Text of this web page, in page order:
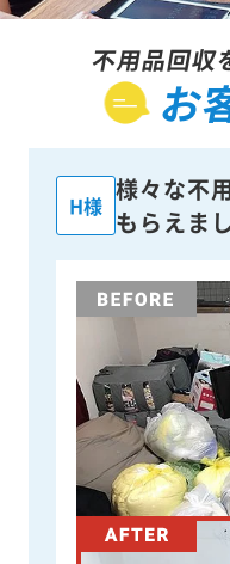
不用品回収
お
H様
様々な不
もらえま